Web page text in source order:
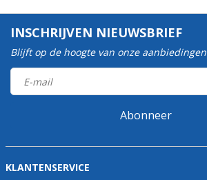
INSCHRIJVEN NIEUWSBRIEF
Blijft op de hoogte van onze aanbiedingen
Abonneer
KLANTENSERVICE